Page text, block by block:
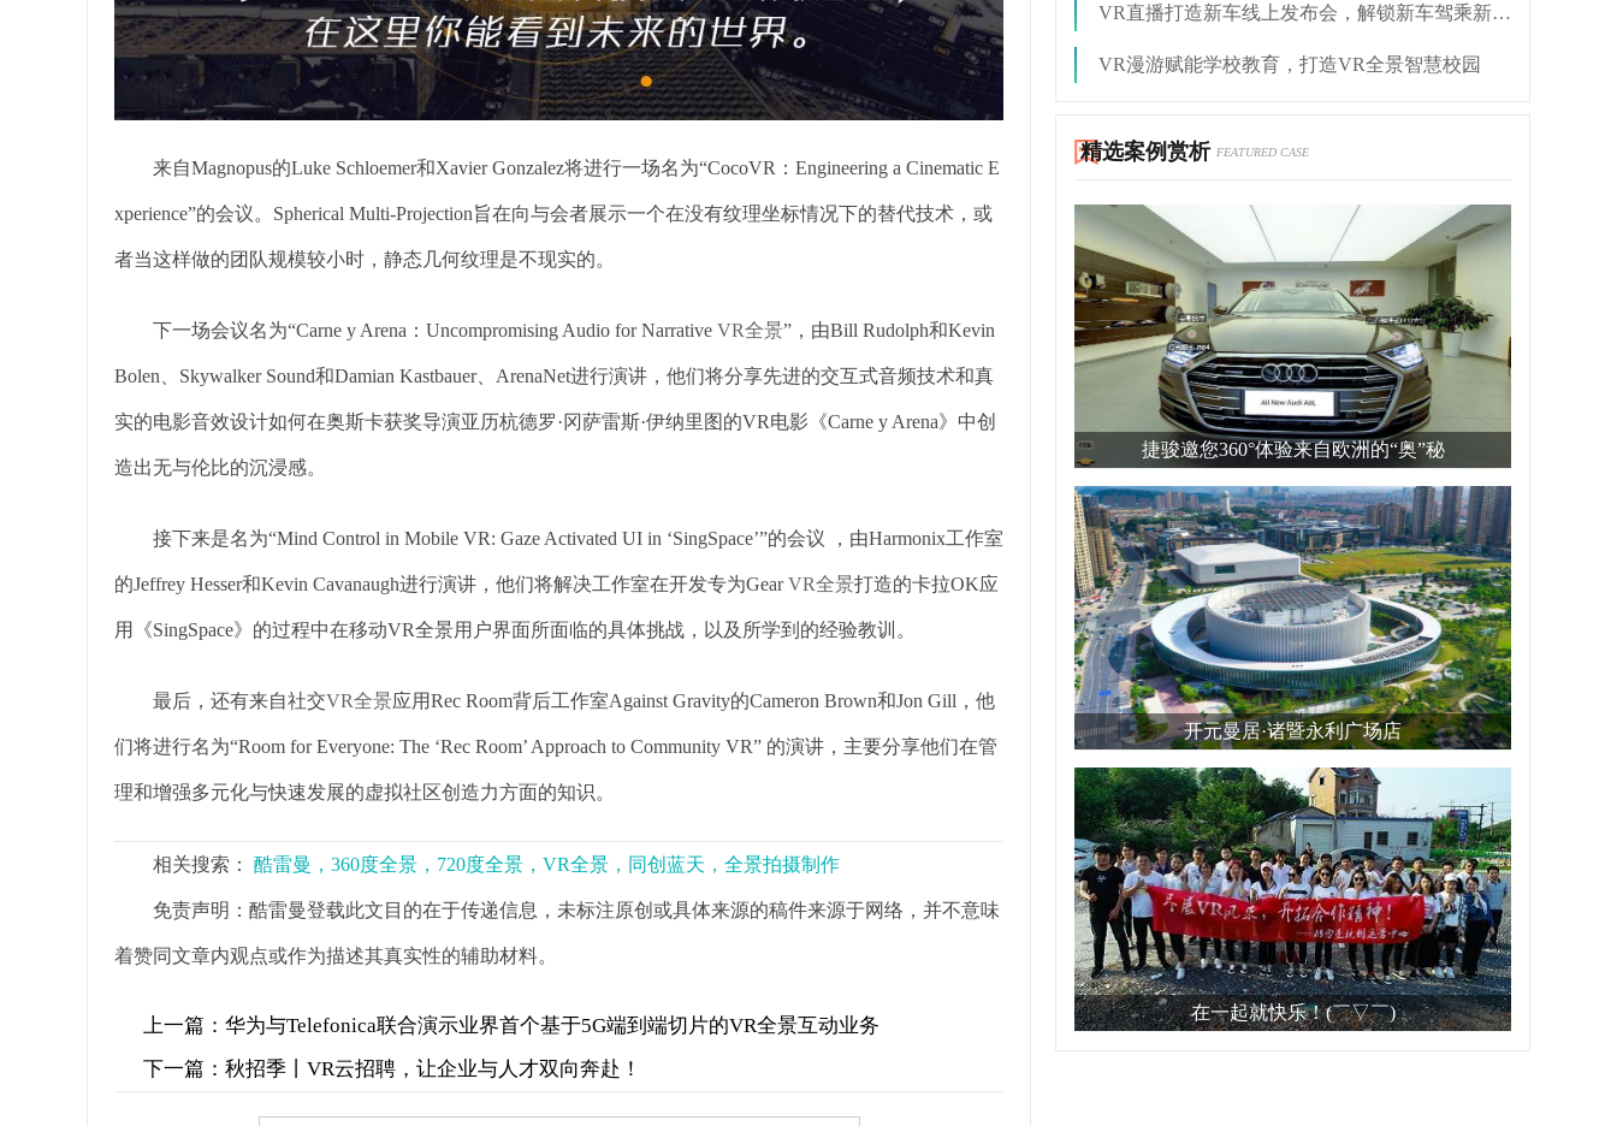
来自Magnopus的Luke Schloemer和Xavier Gonzalez将进行一场名为“CocoVR：Engineering a Cinematic E
xperience”的会议。Spherical Multi-Projection旨在向与会者展示一个在没有纹理坐标情况下的替代技术，或
者当这样做的团队规模较小时，静态几何纹理是不现实的。
下一场会议名为“Carne y Arena：Uncompromising Audio for Narrative VR全景”，由Bill Rudolph和Kevin
Bolen、Skywalker Sound和Damian Kastbauer、ArenaNet进行演讲，他们将分享先进的交互式音频技术和真
实的电影音效设计如何在奥斯卡获奖导演亚历杭德罗·冈萨雷斯·伊纳里图的VR电影《Carne y Arena》中创
造出无与伦比的沉浸感。
接下来是名为“Mind Control in Mobile VR: Gaze Activated UI in ‘SingSpace’”的会议 ，由Harmonix工作室
的Jeffrey Hesser和Kevin Cavanaugh进行演讲，他们将解决工作室在开发专为GearVR全景打造的卡拉OK应
用《SingSpace》的过程中在移动VR全景用户界面所面临的具体挑战，以及所学到的经验教训。
最后，还有来自社交VR全景应用Rec Room背后工作室Against Gravity的Cameron Brown和Jon Gill，他
们将进行名为“Room for Everyone: The ‘Rec Room’ Approach to Community VR” 的演讲，主要分享他们在管
理和增强多元化与快速发展的虚拟社区创造力方面的知识。
相关搜索： 酷雷曼，360度全景，720度全景，VR全景，同创蓝天，全景拍摄制作
免责声明：酷雷曼登载此文目的在于传递信息，未标注原创或具体来源的稿件来源于网络，并不意味
着赞同文章内观点或作为描述其真实性的辅助材料。
上一篇： 华为与Telefonica联合演示业界首个基于5G端到端切片的VR全景互动业务
下一篇： 秋招季丨VR云招聘，让企业与人才双向奔赴！
VR直播打造新车线上发布会，解锁新车驾乘新体验
VR漫游赋能学校教育，打造VR全景智慧校园
精选案例赏析 FEATURED CASE
捷骏邀您360°体验来自欧洲的“奥”秘
开元曼居·诸暨永利广场店
在一起就快乐！(￣▽￣)